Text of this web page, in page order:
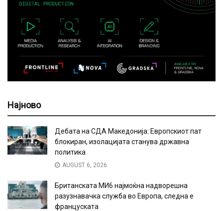
Најново
Дебата на СДА Македонија: Европскиот пат
блокиран, изолацијата станува државна
политика
AUGUST 6, 2026
Британската МИ6 најмоќна надворешна
разузнавачка служба во Европа, следна е
француската